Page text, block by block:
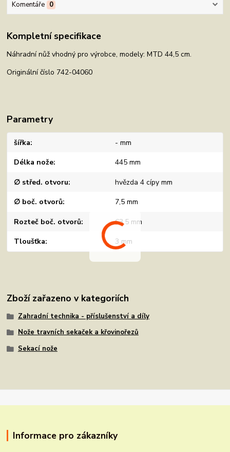
Komentáře 0
Kompletní specifikace
Náhradní nůž vhodný pro výrobce, modely: MTD 44,5 cm.
Originální číslo 742-04060
Parametry
šířka - mm
Délka nože 445 mm
∅ střed. otvoru hvězda 4 cípy mm
∅ boč. otvorů 7,5 mm
Rozteč boč. otvorů 63,5 mm
Tloušťka 3 mm
Zboží zařazeno v kategoriích
Zahradní technika - příslušenství a díly
Nože travních sekaček a křovinořezů
Sekací nože
Informace pro zákazníky